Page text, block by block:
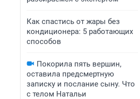
Как спастись от жары без
кондиционера: 5 работающих
способов
Покорила пять вершин,
оставила предсмертную
записку и послание сыну. Что
с телом Натальи